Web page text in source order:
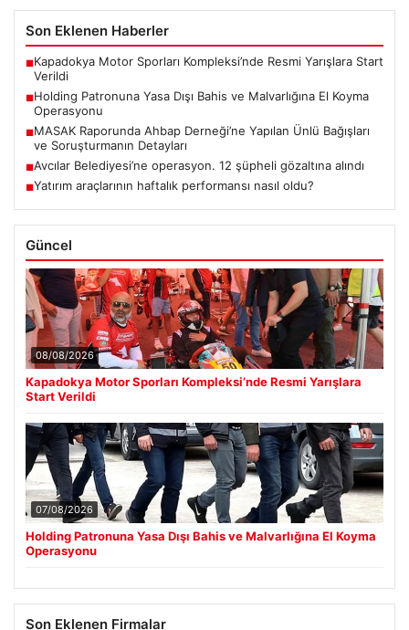
Son Eklenen Haberler
■Kapadokya Motor Sporları Kompleksi’nde Resmi Yarışlara Start
Verildi
■Holding Patronuna Yasa Dışı Bahis ve Malvarlığına El Koyma
Operasyonu
■MASAK Raporunda Ahbap Derneği’ne Yapılan Ünlü Bağışları
ve Soruşturmanın Detayları
■Avcılar Belediyesi’ne operasyon. 12 şüpheli gözaltına alındı
■Yatırım araçlarının haftalık performansı nasıl oldu?
Güncel
08/08/2026
Kapadokya Motor Sporları Kompleksi’nde Resmi Yarışlara
Start Verildi
07/08/2026
Holding Patronuna Yasa Dışı Bahis ve Malvarlığına El Koyma
Operasyonu
Son Eklenen Firmalar